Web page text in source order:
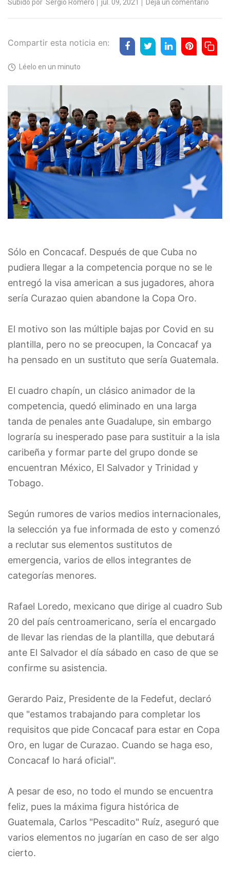
Subido por Sergio Romero jul. 09, 2021 Deja un comentario
Compartir esta noticia en:
Léelo en un minuto
Sólo en Concacaf. Después de que Cuba no
pudiera llegar a la competencia porque no se le
entregó la visa american a sus jugadores, ahora
sería Curazao quien abandone la Copa Oro.
El motivo son las múltiple bajas por Covid en su
plantilla, pero no se preocupen, la Concacaf ya
ha pensado en un sustituto que sería Guatemala.
El cuadro chapín, un clásico animador de la
competencia, quedó eliminado en una larga
tanda de penales ante Guadalupe, sin embargo
lograría su inesperado pase para sustituir a la isla
caribeña y formar parte del grupo donde se
encuentran México, El Salvador y Trinidad y
Tobago.
Según rumores de varios medios internacionales,
la selección ya fue informada de esto y comenzó
a reclutar sus elementos sustitutos de
emergencia, varios de ellos integrantes de
categorías menores.
Rafael Loredo, mexicano que dirige al cuadro Sub
20 del país centroamericano, sería el encargado
de llevar las riendas de la plantilla, que debutará
ante El Salvador el día sábado en caso de que se
confirme su asistencia.
Gerardo Paiz, Presidente de la Fedefut, declaró
que "estamos trabajando para completar los
requisitos que pide Concacaf para estar en Copa
Oro, en lugar de Curazao. Cuando se haga eso,
Concacaf lo hará oficial".
A pesar de eso, no todo el mundo se encuentra
feliz, pues la máxima figura histórica de
Guatemala, Carlos "Pescadito" Ruíz, aseguró que
varios elementos no jugarían en caso de ser algo
cierto.